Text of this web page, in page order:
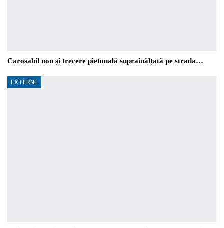
Carosabil nou și trecere pietonală supraînălțată pe strada…
EXTERNE